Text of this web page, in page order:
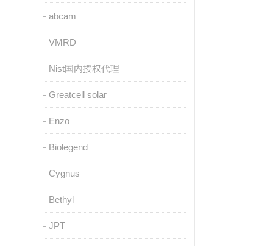
abcam
VMRD
Nist国内授权代理
Greatcell solar
Enzo
Biolegend
Cygnus
Bethyl
JPT